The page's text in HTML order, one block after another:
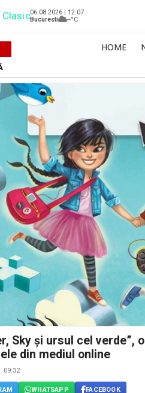
06.08.2026 | 12:07
Bucuresti
--°C
HOME
Sky şi ursul cel
din mediul online
09:32
WHATSAPP FACEBOOK